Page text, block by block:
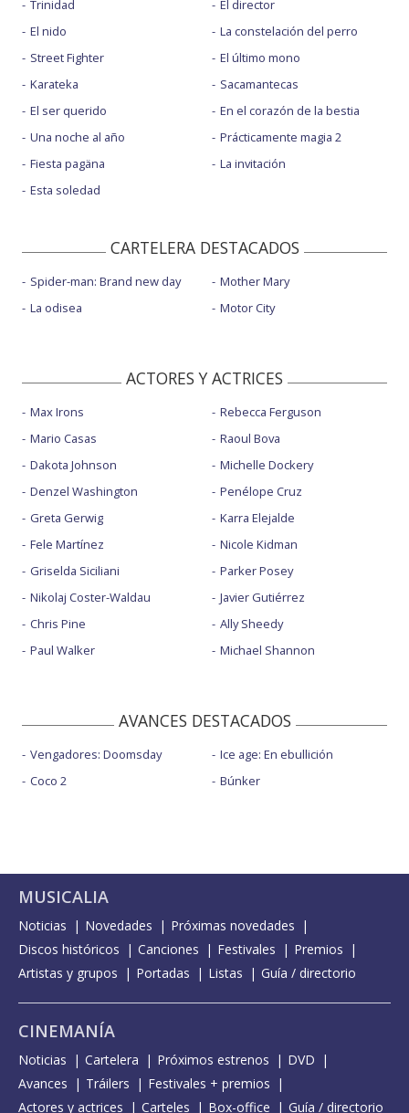
Trinidad
El nido
Street Fighter
Karateka
El ser querido
Una noche al año
Fiesta pagäna
Esta soledad
El director
La constelación del perro
El último mono
Sacamantecas
En el corazón de la bestia
Prácticamente magia 2
La invitación
CARTELERA DESTACADOS
Spider-man: Brand new day
La odisea
Mother Mary
Motor City
ACTORES Y ACTRICES
Max Irons
Mario Casas
Dakota Johnson
Denzel Washington
Greta Gerwig
Fele Martínez
Griselda Siciliani
Nikolaj Coster-Waldau
Chris Pine
Paul Walker
Rebecca Ferguson
Raoul Bova
Michelle Dockery
Penélope Cruz
Karra Elejalde
Nicole Kidman
Parker Posey
Javier Gutiérrez
Ally Sheedy
Michael Shannon
AVANCES DESTACADOS
Vengadores: Doomsday
Coco 2
Ice age: En ebullición
Búnker
MUSICALIA
Noticias Novedades
Próximas novedades
Discos históricos
Canciones Festivales
Premios
Artistas y grupos
Portadas Listas Guía / directorio
CINEMANÍA
Noticias Cartelera Próximos estrenos
DVD
Avances
Tráilers
Festivales + premios
Actores y actrices
Carteles Box-office Guía / directorio